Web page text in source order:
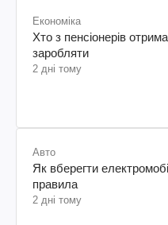
Економіка
Хто з пенсіонерів
заробляти
2 дні тому
Авто
Як вберегти
правила
2 дні тому